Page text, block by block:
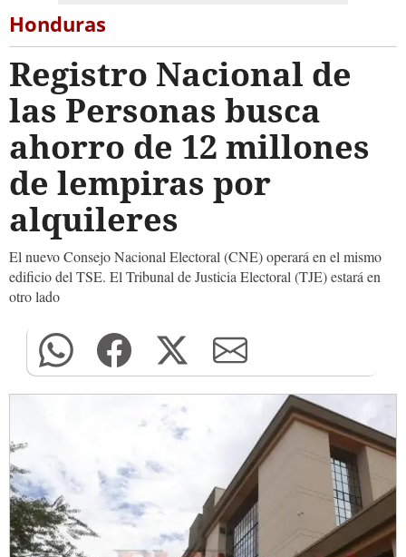
Honduras
Registro Nacional de
las Personas busca
ahorro de 12 millones
de lempiras por
alquileres
El nuevo Consejo Nacional Electoral (CNE) operará en el mismo
edificio del TSE. El Tribunal de Justicia Electoral (TJE) estará en
otro lado